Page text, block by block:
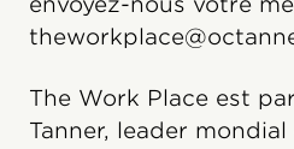
The Work Place est
Tanner, leader